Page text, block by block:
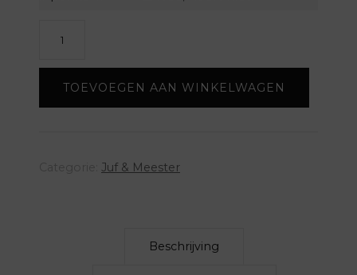
TOEVOEGEN AAN WINKELWAGEN
Juf & Meester
Beschrijving